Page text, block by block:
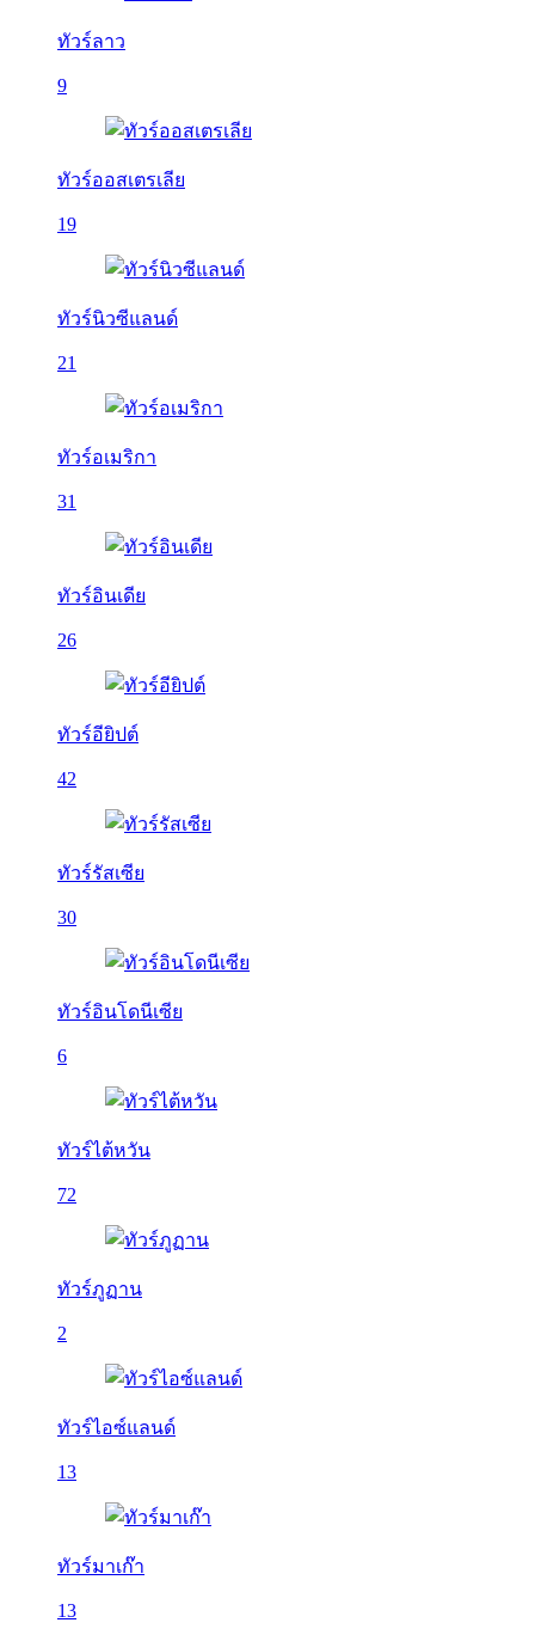
ทัวร์ลาว
9
ทัวร์ออสเตรเลีย
19
ทัวร์นิวซีแลนด์
21
ทัวร์อเมริกา
31
ทัวร์อินเดีย
26
ทัวร์อียิปต์
42
ทัวร์รัสเซีย
30
ทัวร์อินโดนีเซีย
6
ทัวร์ไต้หวัน
72
ทัวร์ภูฏาน
2
ทัวร์ไอซ์แลนด์
13
ทัวร์มาเก๊า
13